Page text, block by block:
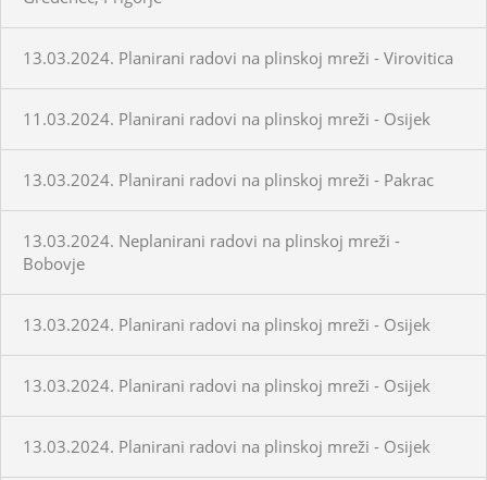
13.03.2024. Planirani radovi na plinskoj mreži - Virovitica
11.03.2024. Planirani radovi na plinskoj mreži - Osijek
13.03.2024. Planirani radovi na plinskoj mreži - Pakrac
13.03.2024. Neplanirani radovi na plinskoj mreži -
Bobovje
13.03.2024. Planirani radovi na plinskoj mreži - Osijek
13.03.2024. Planirani radovi na plinskoj mreži - Osijek
13.03.2024. Planirani radovi na plinskoj mreži - Osijek